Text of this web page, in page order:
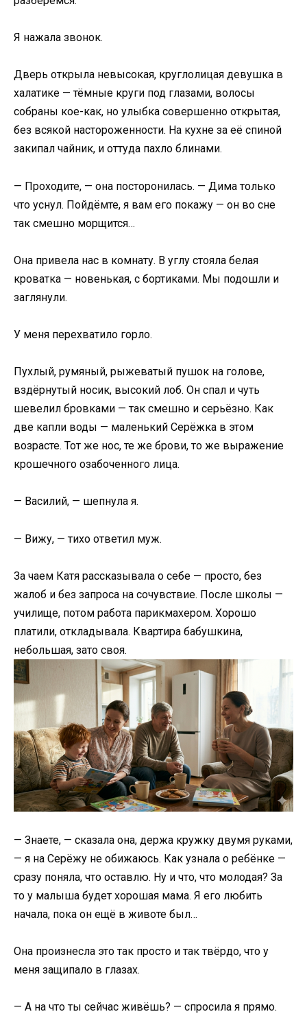
Я нажала звонок.
Дверь открыла невысокая, круглолицая девушка в
халатике — тёмные круги под глазами, волосы
собраны кое-как, но улыбка совершенно открытая,
без всякой настороженности. На кухне за её спиной
закипал чайник, и оттуда пахло блинами.
— Проходите, — она посторонилась. — Дима только
что уснул. Пойдёмте, я вам его покажу — он во сне
так смешно морщится…
Она привела нас в комнату. В углу стояла белая
кроватка — новенькая, с бортиками. Мы подошли и
заглянули.
У меня перехватило горло.
Пухлый, румяный, рыжеватый пушок на голове,
вздёрнутый носик, высокий лоб. Он спал и чуть
шевелил бровками — так смешно и серьёзно. Как
две капли воды — маленький Серёжка в этом
возрасте. Тот же нос, те же брови, то же выражение
крошечного озабоченного лица.
— Василий, — шепнула я.
— Вижу, — тихо ответил муж.
За чаем Катя рассказывала о себе — просто, без
жалоб и без запроса на сочувствие. После школы —
училище, потом работа парикмахером. Хорошо
платили, откладывала. Квартира бабушкина,
небольшая, зато своя.
— Знаете, — сказала она, держа кружку двумя руками,
— я на Серёжу не обижаюсь. Как узнала о ребёнке —
сразу поняла, что оставлю. Ну и что, что молодая? За
то у малыша будет хорошая мама. Я его любить
начала, пока он ещё в животе был…
Она произнесла это так просто и так твёрдо, что у
меня защипало в глазах.
— А на что ты сейчас живёшь? — спросила я прямо.